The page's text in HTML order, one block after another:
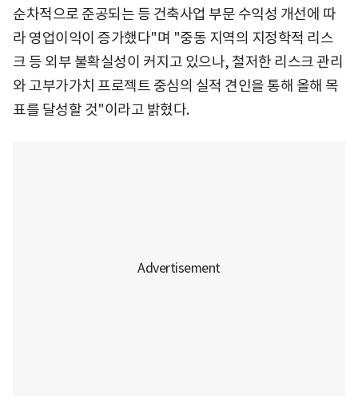
순차적으로 준공되는 등 건축사업 부문 수익성 개선에 따
라 영업이익이 증가했다"며 "중동 지역의 지정학적 리스
크 등 외부 불확실성이 커지고 있으나, 철저한 리스크 관리
와 고부가가치 프로젝트 중심의 실적 견인을 통해 올해 목
표를 달성할 것"이라고 밝혔다.